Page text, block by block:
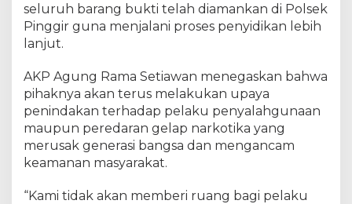
seluruh barang bukti telah diamankan di Polsek
Pinggir guna menjalani proses penyidikan lebih
lanjut.
AKP Agung Rama Setiawan menegaskan bahwa
pihaknya akan terus melakukan upaya
penindakan terhadap pelaku penyalahgunaan
maupun peredaran gelap narkotika yang
merusak generasi bangsa dan mengancam
keamanan masyarakat.
“Kami tidak akan memberi ruang bagi pelaku